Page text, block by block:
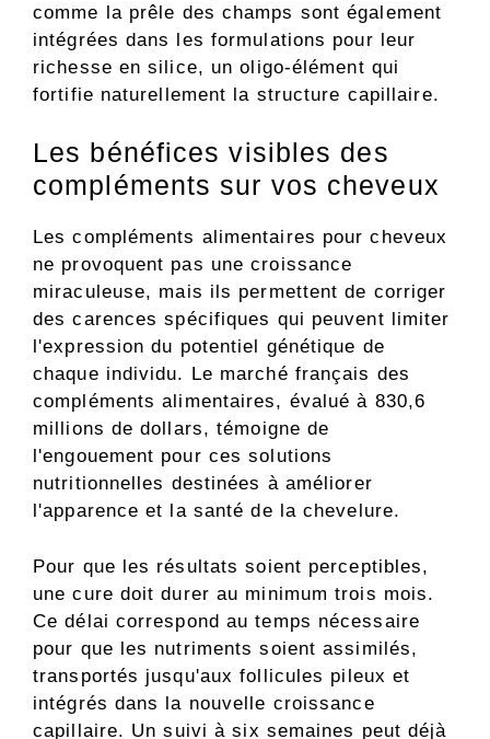
comme la prêle des champs sont également
intégrées dans les formulations pour leur
richesse en silice, un oligo-élément qui
fortifie naturellement la structure capillaire.
Les bénéfices visibles des
compléments sur vos cheveux
Les compléments alimentaires pour cheveux
ne provoquent pas une croissance
miraculeuse, mais ils permettent de corriger
des carences spécifiques qui peuvent limiter
l'expression du potentiel génétique de
chaque individu. Le marché français des
compléments alimentaires, évalué à 830,6
millions de dollars, témoigne de
l'engouement pour ces solutions
nutritionnelles destinées à améliorer
l'apparence et la santé de la chevelure.
Pour que les résultats soient perceptibles,
une cure doit durer au minimum trois mois.
Ce délai correspond au temps nécessaire
pour que les nutriments soient assimilés,
transportés jusqu'aux follicules pileux et
intégrés dans la nouvelle croissance
capillaire. Un suivi à six semaines peut déjà